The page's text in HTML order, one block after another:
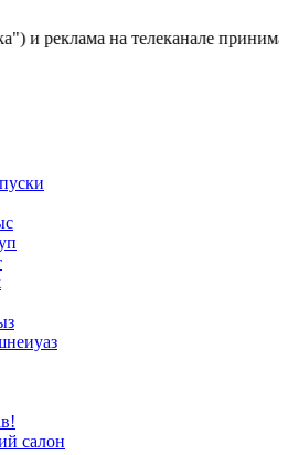
и реклама на телеканале
салон